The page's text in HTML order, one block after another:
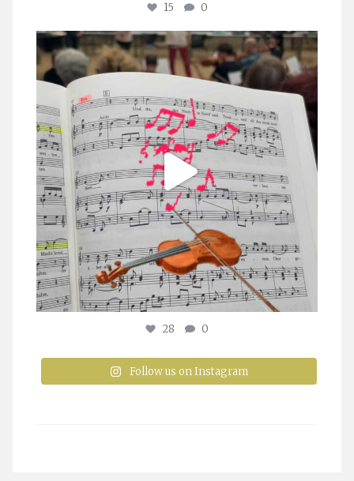
15 0
stuttgarter_oratorienchor
Juli 23
28 0
Follow us on Instagram